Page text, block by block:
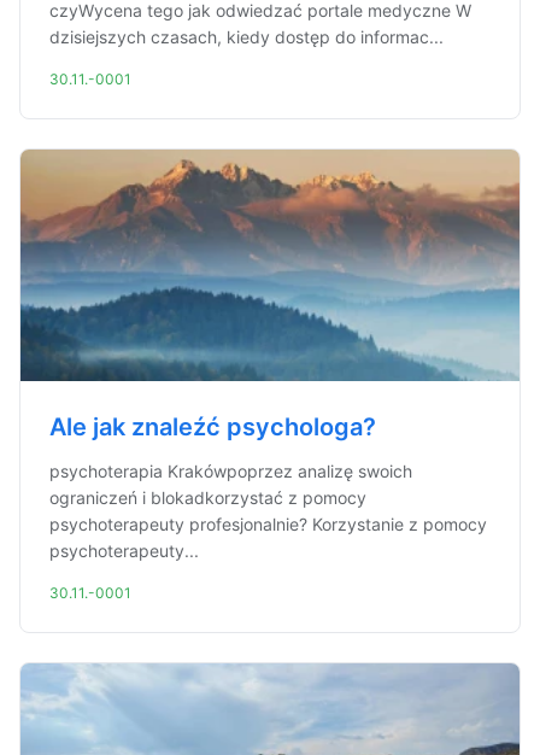
czyWycena tego jak odwiedzać portale medyczne W
dzisiejszych czasach, kiedy dostęp do informac...
30.11.-0001
Ale jak znaleźć psychologa?
psychoterapia Krakówpoprzez analizę swoich
ograniczeń i blokadkorzystać z pomocy
psychoterapeuty profesjonalnie? Korzystanie z pomocy
psychoterapeuty...
30.11.-0001